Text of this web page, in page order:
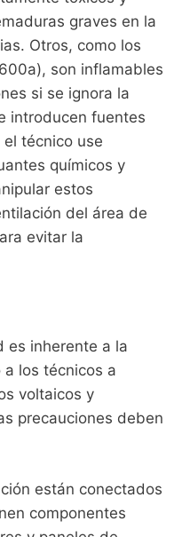
graves en la
Otros, como los
son inflamables
si se ignora la
introducen fuentes
técnico use
químicos y
estos
del área de
evitar la
es inherente a la
los técnicos a
voltaicos y
precauciones deben
están conectados
componentes